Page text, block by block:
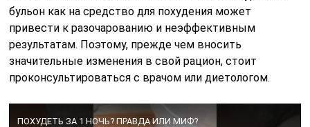
бульон как на средство для похудения может
привести к разочарованию и неэффективным
результатам. Поэтому, прежде чем вносить
значительные изменения в свой рацион, стоит
проконсультироваться с врачом или диетологом.
ПОХУДЕТЬ ЗА 1 НОЧЬ? ПРАВДА ИЛИ МИФ?